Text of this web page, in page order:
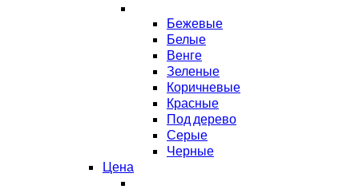
Бежевые
Белые
Венге
Зеленые
Коричневые
Красные
Под дерево
Серые
Черные
Цена